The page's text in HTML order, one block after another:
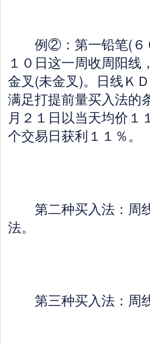
例②：第一铅笔(６
１０日这一周收周阳线
金叉(未金叉)。日线Ｋ
满足打提前量买入法的
月２１日以当天均价１
个交易日获利１１％。
第二种买入法：周线
法。
第三种买入法：周线